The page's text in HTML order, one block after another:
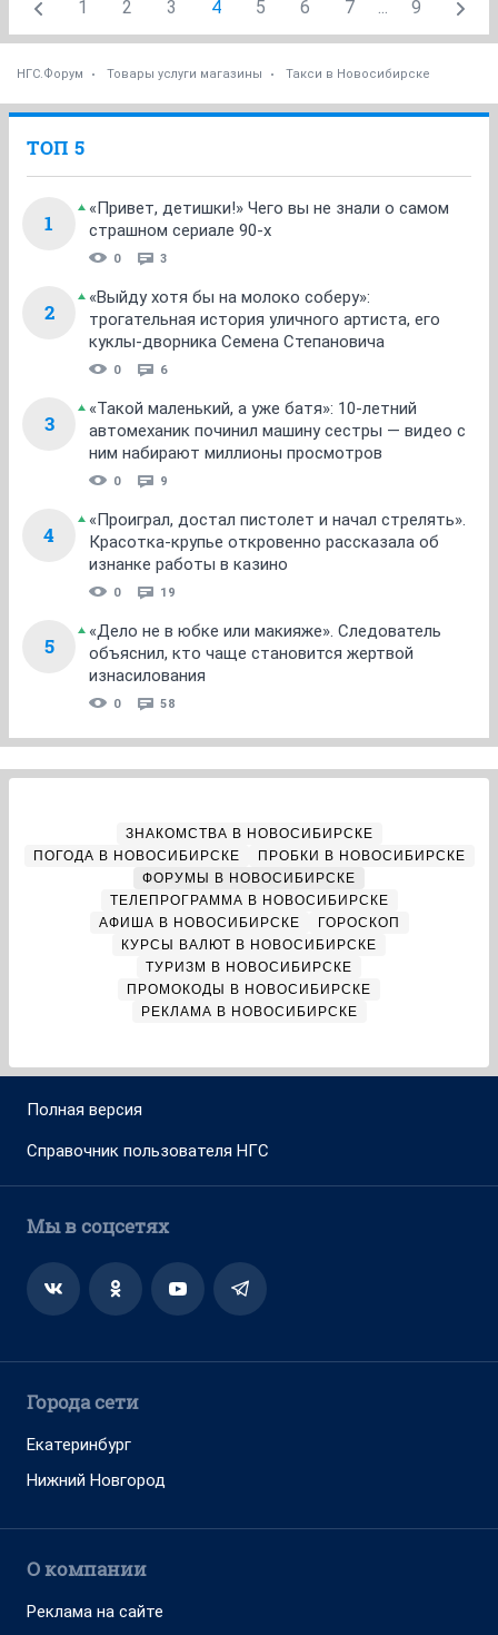
1 2 3 4 5 6 7 ... 9
НГС.Форум Товары услуги магазины Такси в Новосибирске
ТОП 5
1
«Привет, детишки!» Чего вы не знали о самом
страшном сериале 90-х
0 3
2
«Выйду хотя бы на молоко соберу»:
трогательная история уличного артиста, его
куклы-дворника Семена Степановича
0 6
3
«Такой маленький, а уже батя»: 10-летний
автомеханик починил машину сестры — видео с
ним набирают миллионы просмотров
0 9
4
«Проиграл, достал пистолет и начал стрелять».
Красотка-крупье откровенно рассказала об
изнанке работы в казино
0 19
5
«Дело не в юбке или макияже». Следователь
объяснил, кто чаще становится жертвой
изнасилования
0 58
ЗНАКОМСТВА В НОВОСИБИРСКЕ
ПОГОДА В НОВОСИБИРСКЕ
ПРОБКИ В НОВОСИБИРСКЕ
ФОРУМЫ В НОВОСИБИРСКЕ
ТЕЛЕПРОГРАММА В НОВОСИБИРСКЕ
АФИША В НОВОСИБИРСКЕ
ГОРОСКОП
КУРСЫ ВАЛЮТ В НОВОСИБИРСКЕ
ТУРИЗМ В НОВОСИБИРСКЕ
ПРОМОКОДЫ В НОВОСИБИРСКЕ
РЕКЛАМА В НОВОСИБИРСКЕ
Полная версия
Справочник пользователя НГС
Мы в соцсетях
Города сети
Екатеринбург
Нижний Новгород
О компании
Реклама на сайте